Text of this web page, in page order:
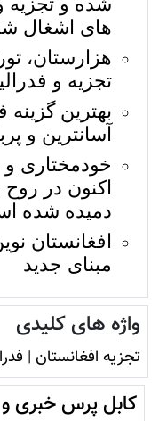
های اشغال
هزارستان،
تجزیه و
بهترین
آسانترين و
خودمختاری
اکنون در
دمیده شده
افغانستان
مبنای جدید
واژه های کلیدی
تجزیه افغانستان |
کابل پرس خبری